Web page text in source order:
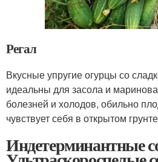
Регал
Вкусные упругие огурцы со
идеальны для засола и
болезней и холодов, обильно
чувствует себя в открытом
Индетерминантные